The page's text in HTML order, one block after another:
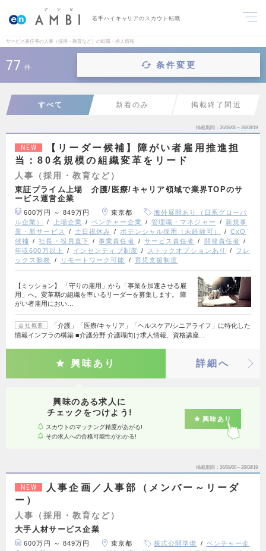
若手ハイキャリアのスカウト転職
サービス責任者の人事（採用・教育など）の転職・求人情報
77 件 条件変更
すべて 新着のみ 掲載終了間近
掲載期間 26/08/06～26/08/19
NEW
【リーダー候補】障がい者雇用推進担
当：80名規模の組織変革をリード
人事（採用・教育など）
東証プライム上場 介護/医療/キャリア領域で業界TOPのサ
ービス運営企業
600万円 ～ 849万円 東京都
海外展開あり（日系グローバ
ル企業）
上場企業 ベンチャー企業 管理職・マネジャー
新規事
業・新サービス
土日祝休み ポテンシャル採用（未経験可）
CxO
候補
社長・役員直下 事業責任者 サービス責任者
開発責任者
年収600万以上
インセンティブ制度 ストックオプションあり
フレ
ックス勤務
リモートワーク可能 育児支援制度
【ミッション】 「守りの雇用」から「事業を加速させる雇
用」へ。変革期の組織を率いるリーダーを募集します。 障
がい者雇用におい…
会社概要
「介護」「医療/キャリア」「ヘルスケア/シニアライフ」に特化した
情報インフラの構築 ■介護分野 介護職向け求人情報、資格講座…
興味あり 詳細へ
興味のある求人に
チェックをつけよう!
スカウトのマッチング精度があがる!
その求人への合格可能性がわかる!
興味あり
掲載期間 26/08/06～26/08/19
NEW
人事企画／人事部（メンバー～リーダ
ー）
人事（採用・教育など）
大手人材サービス企業
600万円 ～ 849万円 東京都 株式公開準備
ベンチャー企